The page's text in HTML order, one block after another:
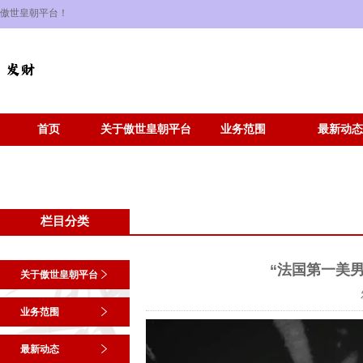
傲世皇朝平台！
首页 关于傲世皇朝平台 业务范围 最新动态
栏目分类
关于傲世皇朝平台
业务范围
最新动态
“法国第一美